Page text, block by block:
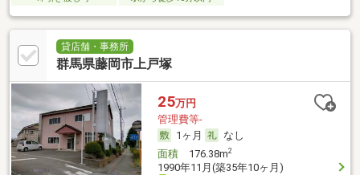
貸店舗・事務所
群馬県藤岡市上戸塚
25万円
管理費等-
1ヶ月
なし
面積176.38m2
1990年11月(築35年10ヶ月)